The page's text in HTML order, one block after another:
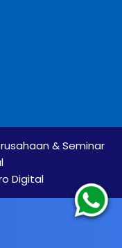
& Seminar
Digital